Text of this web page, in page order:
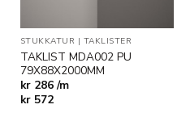
STUKKATUR | TAKLISTER
TAKLIST MDA002 PU
79X88X2000MM
kr 286 /m
kr572